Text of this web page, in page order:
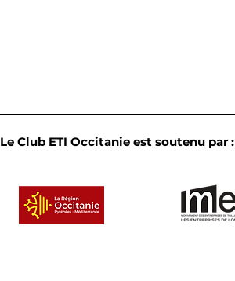
Convivialité et partage :
le Cercle des dirigeants
Le Club ETI Occitanie est soutenu par :